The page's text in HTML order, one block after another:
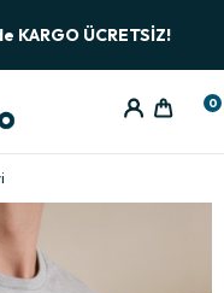
KARGO ÜCRETSİZ!
0